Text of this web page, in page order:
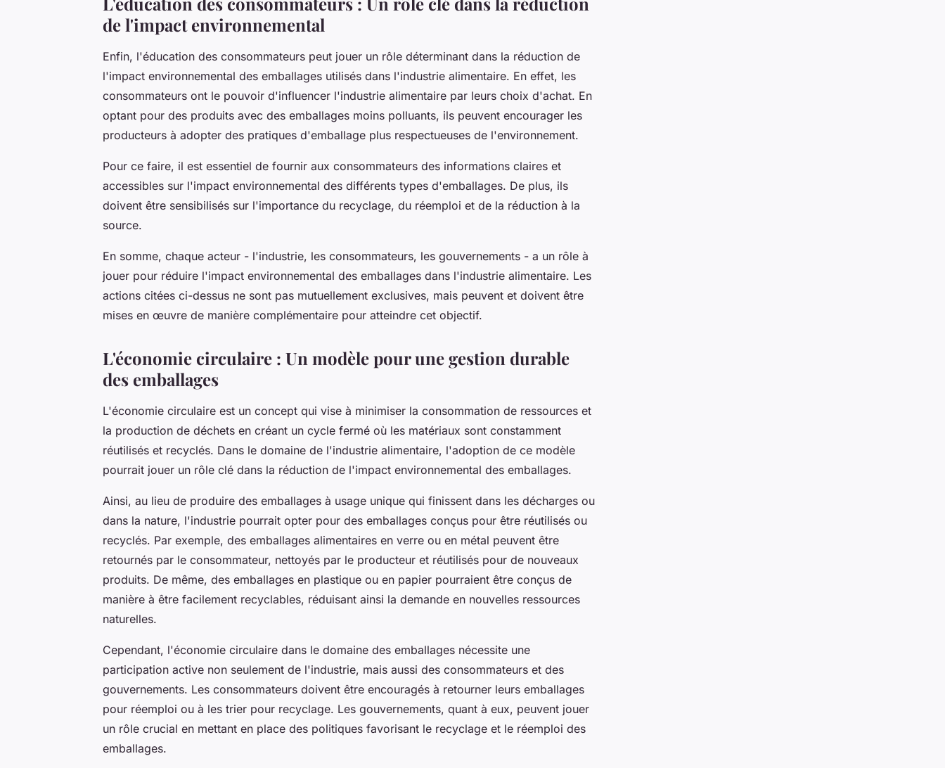
de l'impact environnemental
Enfin, l'éducation des consommateurs peut jouer un rôle déterminant dans la réduction de
l'impact environnemental des emballages utilisés dans l'industrie alimentaire. En effet, les
consommateurs ont le pouvoir d'influencer l'industrie alimentaire par leurs choix d'achat. En
optant pour des produits avec des emballages moins polluants, ils peuvent encourager les
producteurs à adopter des pratiques d'emballage plus respectueuses de l'environnement.
Pour ce faire, il est essentiel de fournir aux consommateurs des informations claires et
accessibles sur l'impact environnemental des différents types d'emballages. De plus, ils
doivent être sensibilisés sur l'importance du recyclage, du réemploi et de la réduction à la
source.
En somme, chaque acteur - l'industrie, les consommateurs, les gouvernements - a un rôle à
jouer pour réduire l'impact environnemental des emballages dans l'industrie alimentaire. Les
actions citées ci-dessus ne sont pas mutuellement exclusives, mais peuvent et doivent être
mises en œuvre de manière complémentaire pour atteindre cet objectif.
L'économie circulaire : Un modèle pour une gestion durable
des emballages
L'économie circulaire est un concept qui vise à minimiser la consommation de ressources et
la production de déchets en créant un cycle fermé où les matériaux sont constamment
réutilisés et recyclés. Dans le domaine de l'industrie alimentaire, l'adoption de ce modèle
pourrait jouer un rôle clé dans la réduction de l'impact environnemental des emballages.
Ainsi, au lieu de produire des emballages à usage unique qui finissent dans les décharges ou
dans la nature, l'industrie pourrait opter pour des emballages conçus pour être réutilisés ou
recyclés. Par exemple, des emballages alimentaires en verre ou en métal peuvent être
retournés par le consommateur, nettoyés par le producteur et réutilisés pour de nouveaux
produits. De même, des emballages en plastique ou en papier pourraient être conçus de
manière à être facilement recyclables, réduisant ainsi la demande en nouvelles ressources
naturelles.
Cependant, l'économie circulaire dans le domaine des emballages nécessite une
participation active non seulement de l'industrie, mais aussi des consommateurs et des
gouvernements. Les consommateurs doivent être encouragés à retourner leurs emballages
pour réemploi ou à les trier pour recyclage. Les gouvernements, quant à eux, peuvent jouer
un rôle crucial en mettant en place des politiques favorisant le recyclage et le réemploi des
emballages.